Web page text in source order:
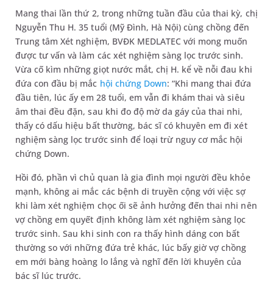
Mang thai lần thứ 2, trong những tuần đầu của thai kỳ, chị
Nguyễn Thu H. 35 tuổi (Mỹ Đình, Hà Nội) cùng chồng đến
Trung tâm Xét nghiệm, BVĐK MEDLATEC với mong muốn
được tư vấn và làm các xét nghiệm sàng lọc trước sinh.
Vừa cố kìm những giọt nước mắt, chị H. kể về nỗi đau khi
đứa con đầu bị mắc hội chứng Down: “Khi mang thai đứa
đầu tiên, lúc ấy em 28 tuổi, em vẫn đi khám thai và siêu
âm thai đều đặn, sau khi đo độ mờ da gáy của thai nhi,
thấy có dấu hiệu bất thường, bác sĩ có khuyên em đi xét
nghiệm sàng lọc trước sinh để loại trừ nguy cơ mắc hội
chứng Down.
Hồi đó, phần vì chủ quan là gia đình mọi người đều khỏe
mạnh, không ai mắc các bệnh di truyền cộng với việc sợ
khi làm xét nghiệm chọc ối sẽ ảnh hưởng đến thai nhi nên
vợ chồng em quyết định không làm xét nghiệm sàng lọc
trước sinh. Sau khi sinh con ra thấy hình dáng con bất
thường so với những đứa trẻ khác, lúc bấy giờ vợ chồng
em mới bàng hoàng lo lắng và nghĩ đến lời khuyên của
bác sĩ lúc trước.